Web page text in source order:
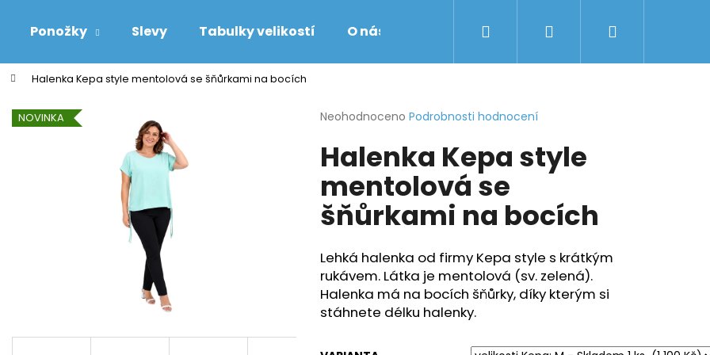
Ponožky Slevy Tabulky velikostí O nás Obchodní podmínky Značky
Přihlášení
Halenka Kepa style mentolová se šňůrkami na bocích
Průměrné
produktu
je
5
hvězdiček.
Neohodnoceno Podrobnosti hodnocení
Halenka Kepa style
mentolová se
šňůrkami na bocích
Lehká halenka od firmy Kepa style s krátkým
rukávem. Látka je mentolová (sv. zelená).
Halenka má na bocích šňůrky, díky kterým si
stáhnete délku halenky.
NOVINKA
Co potřebujete najít?
Doporučujeme